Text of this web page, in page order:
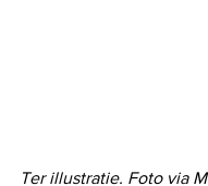
Ter illustratie. Foto via